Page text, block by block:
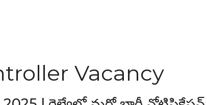
Vacancy